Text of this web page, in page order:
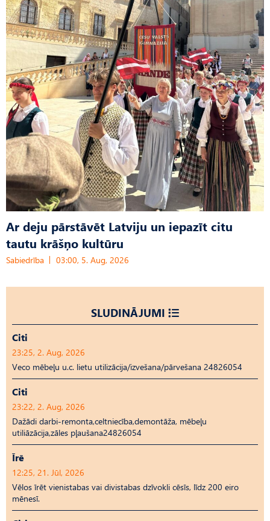
Ar deju pārstāvēt Latviju un iepazīt citu
tautu krāšņo kultūru
Sabiedrība 03:00, 5. Aug, 2026
SLUDINĀJUMI
Citi
23:25, 2. Aug, 2026
Veco mēbeļu u.c. lietu utilizācija/izvešana/pārvešana 24826054
Citi
23:22, 2. Aug, 2026
Dažādi darbi-remonta,celtniecība,demontāža, mēbeļu
utiliāzācija,zāles pļaušana24826054
Īrē
12:25, 21. Jūl, 2026
Vēlos īrēt vienistabas vai divistabas dzīvokli cēsīs, līdz 200 eiro
mēnesī.